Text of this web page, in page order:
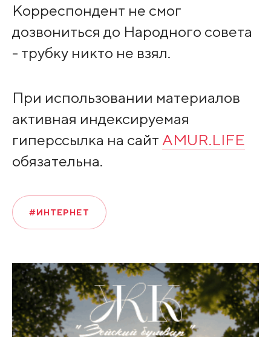
Корреспондент не смог
дозвониться до Народного совета
- трубку никто не взял.
При использовании материалов
активная индексируемая
гиперссылка на сайт AMUR.LIFE
обязательна.
#ИНТЕРНЕТ